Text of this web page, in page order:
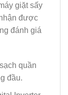
giặt sấy
được
đánh giá
quần
đầu.